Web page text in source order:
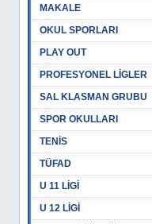
MAKALE
OKUL SPORLARI
PLAY OUT
PROFESYONEL LİGLER
SAL KLASMAN GRUBU
SPOR OKULLARI
TENİS
TÜFAD
U 11 LİGİ
U 12 LİGİ